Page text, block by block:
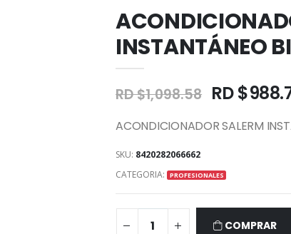
INSTANTÁNEO
RD $1,098.58 RD
ACONDICIONADOR SALERM
SKU: 8420282066662
CATEGORIA: PROFESIONALES
COMPRAR